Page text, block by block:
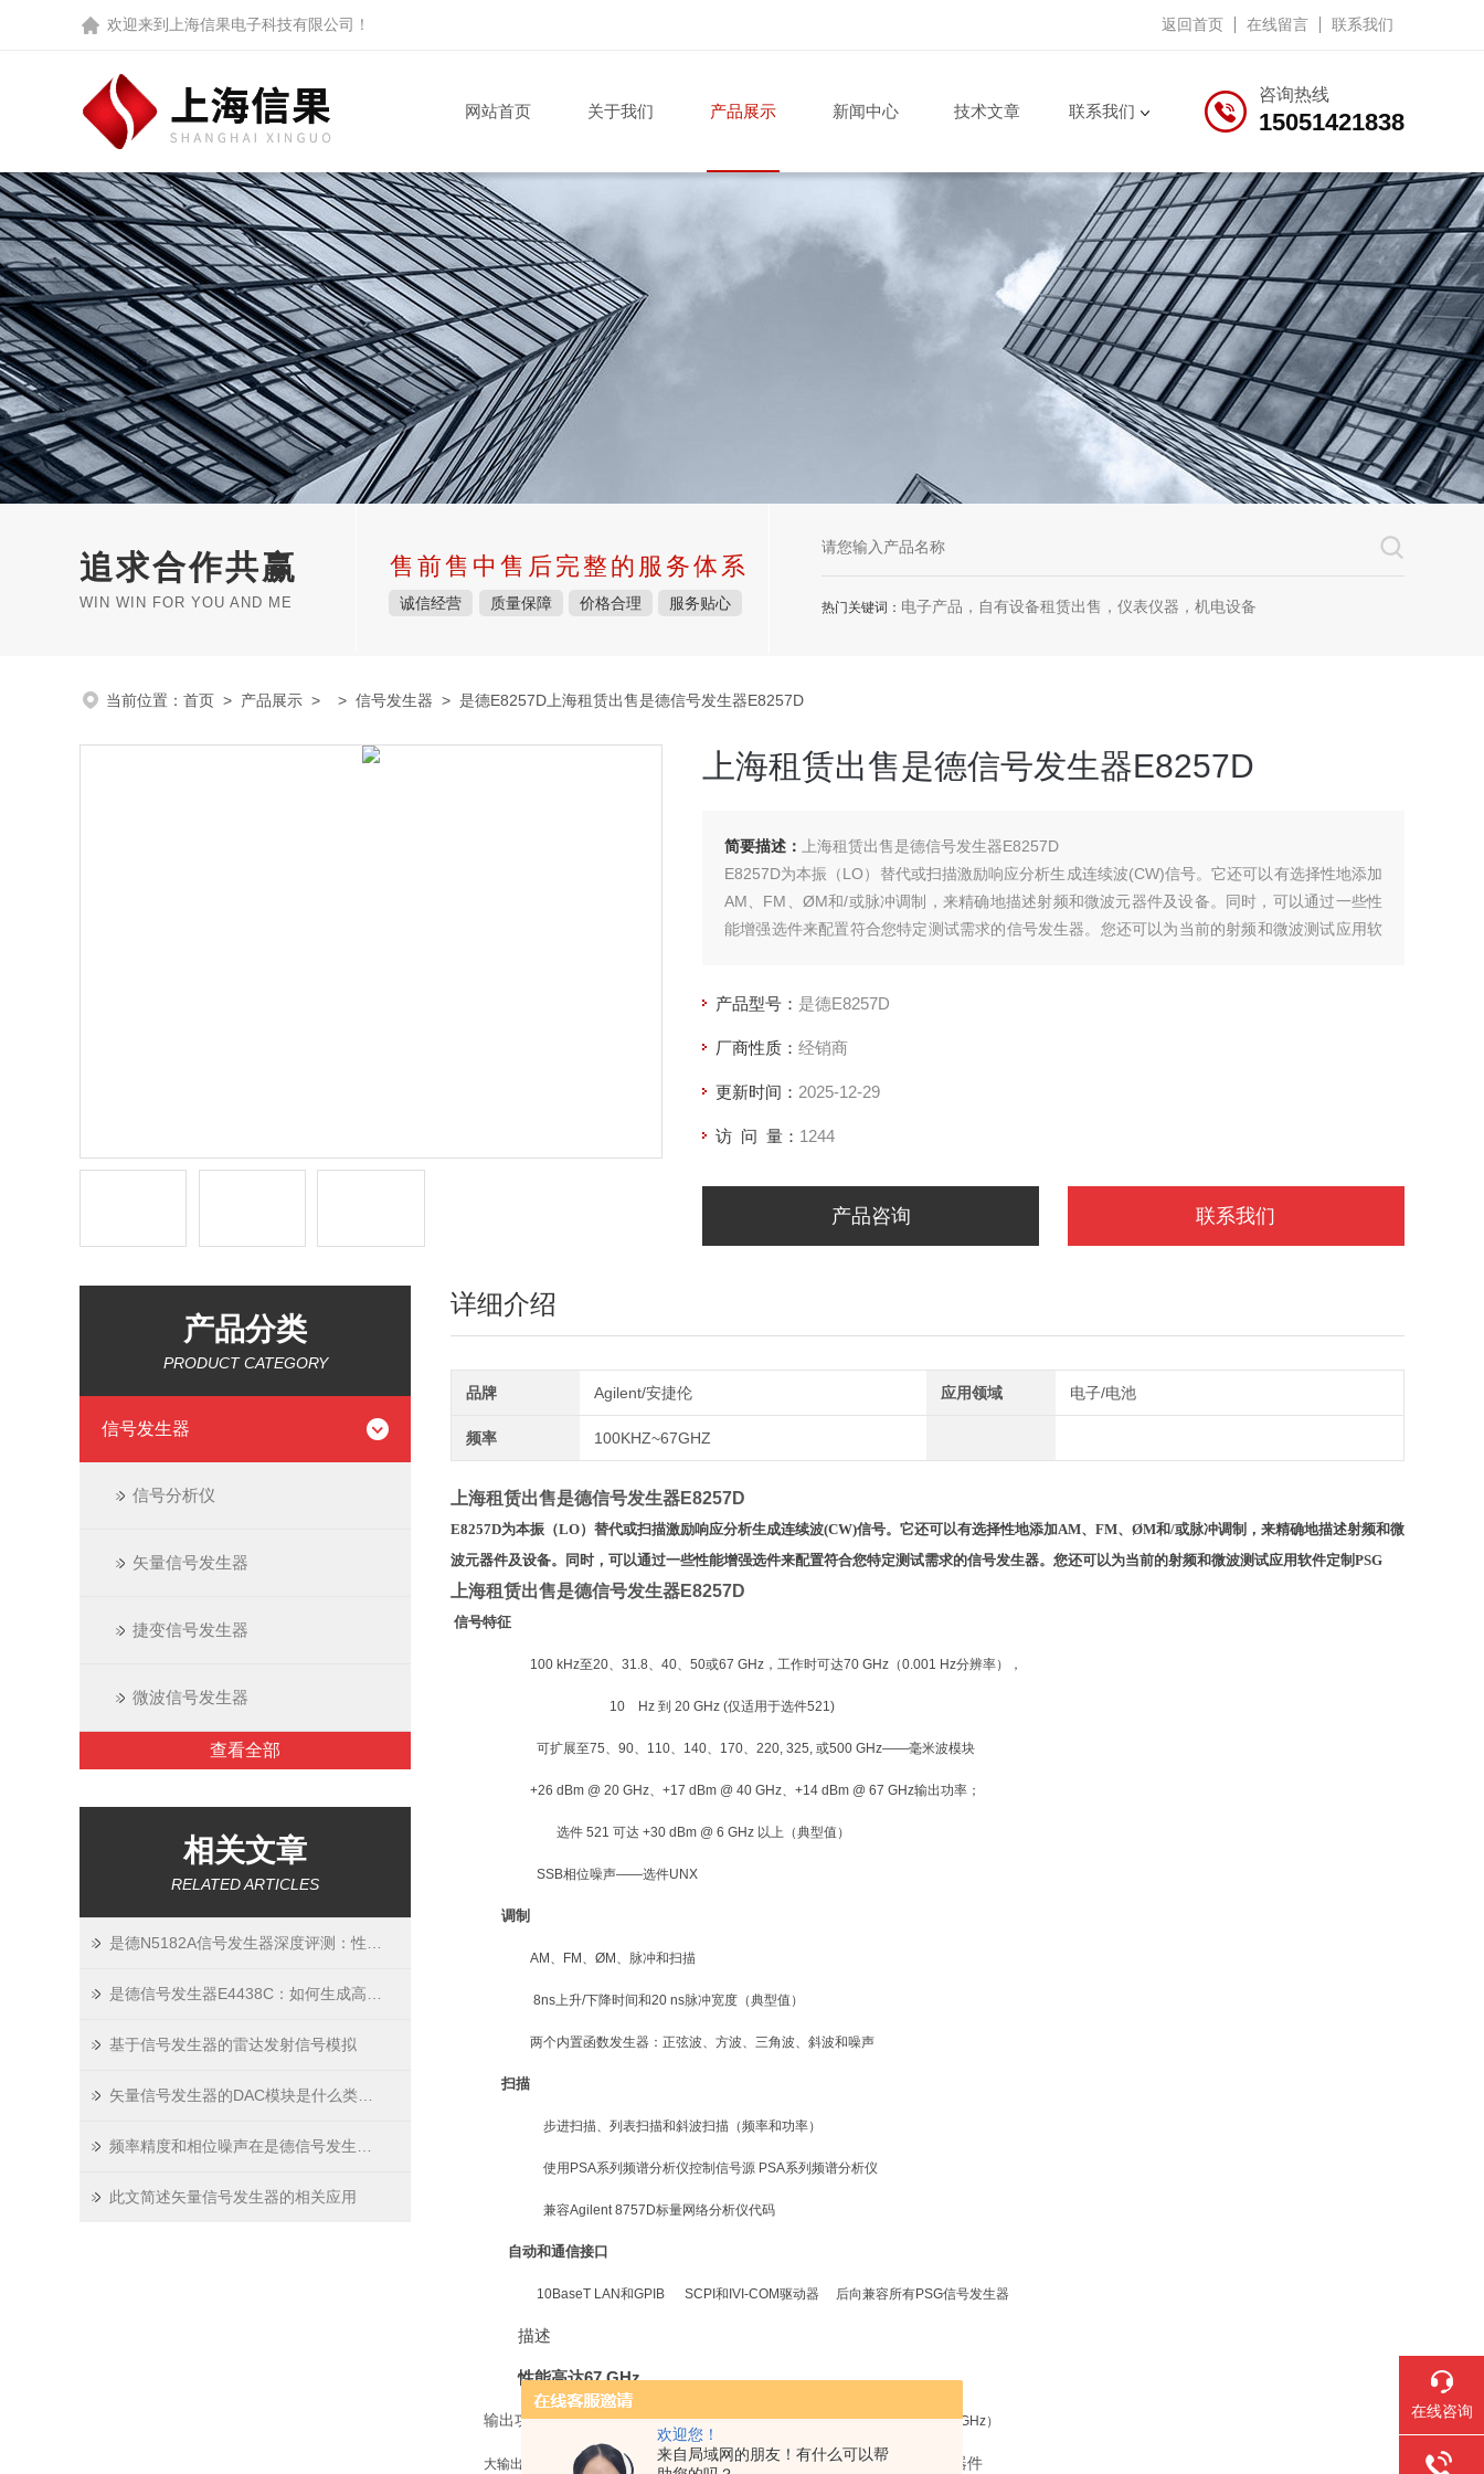
欢迎您！
来自局域网的朋友！有什么可以帮
欢迎来到 上海信果电子科技有限公司 ！ 返回首页 在线留言 联系我们
咨询热线
15051421838
网站首页 关于我们 产品展示 新闻中心 技术文章 联系我们
追求合作共赢
WIN WIN FOR YOU AND ME
售前售中售后完整的服务体系
诚信经营 质量保障 价格合理 服务贴心 热门关键词： 电子产品，自有设备租赁出售，仪表仪器，机电设备
当前位置： 首页 > 产品展示 > > 信号发生器 > 是德E8257D上海租赁出售是德信号发生器E8257D
上海租赁出售是德信号发生器E8257D
简要描述：
上海租赁出售是德信号发生器E8257D
E8257D为本振（LO）替代或扫描激励响应分析生成连续波(CW)信号。它还可以有选择性地添加
AM、FM、ØM和/或脉冲调制，来精确地描述射频和微波元器件及设备。同时，可以通过一些性
能增强选件来配置符合您特定测试需求的信号发生器。您还可以为当前的射频和微波测试应用软
产品型号： 是德E8257D
厂商性质： 经销商
更新时间： 2025-12-29
访 问 量： 1244
产品咨询 联系我们
产品分类
PRODUCT CATEGORY
信号发生器
信号分析仪
矢量信号发生器
捷变信号发生器
微波信号发生器
查看全部
相关文章
RELATED ARTICLES
基于信号发生器的雷达发射信号模拟
此文简述矢量信号发生器的相关应用
详细介绍
品牌 Agilent/安捷伦 应用领域 电子/电池
频率 100KHZ~67GHZ
上海租赁出售是德信号发生器E8257D
E8257D为本振（LO）替代或扫描激励响应分析生成连续波(CW)信号。它还可以有选择性地添加AM、FM、ØM和/或脉冲调制，来精确地描述射频和微
波元器件及设备。同时，可以通过一些性能增强选件来配置符合您特定测试需求的信号发生器。您还可以为当前的射频和微波测试应用软件定制PSG
上海租赁出售是德信号发生器E8257D
信号特征
100 kHz至20、 31.8、 40、 50或67 GHz ，工作时可达70 GHz （0.001 Hz分辨率），
10 Hz 到 20 GHz (仅适用于选件521)
可扩展至75、 90、 110、 140、 170、 220, 325, 或500 GHz――毫米波模块
+26 dBm @ 20 GHz、 +17 dBm @ 40 GHz、 +14 dBm @ 67 GHz输出功率；
选件 521 可达 +30 dBm @ 6 GHz 以上（典型值）
SSB相位噪声――选件UNX
调制
AM 、 FM 、 ØM 、脉冲和扫描
8ns上升/下降时间和20 ns脉冲宽度（典型值）
两个内置函数发生器：正弦波、方波、三角波、斜波和噪声
扫描
步进扫描、列表扫描和斜波扫描（频率和功率）
使用 PSA系列频谱分析仪控制信号源 PSA系列频谱分析仪
兼容Agilent 8757D标量网络分析仪代码
自动和通信接口
10BaseT LAN和GPIB SCPI 和 IVI-COM驱动器 后向兼容所有PSG信号发生器
描述
性能高达67 GHz
输出功率、电平精度，以及高达67 GHz的相位噪声性能（工作时可达到70 GHz）
大输出功率 电平精度往往可以使您不必使用外部放大器便可测试大功率器件
在线咨询